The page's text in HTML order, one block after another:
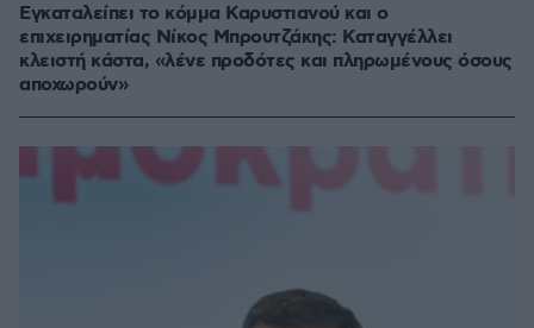
Εγκαταλείπει το κόμμα Καρυστιανού και ο
επιχειρηματίας Νίκος Μπρουτζάκης: Καταγγέλλει
κλειστή κάστα, «λένε προδότες και πληρωμένους όσους
αποχωρούν»